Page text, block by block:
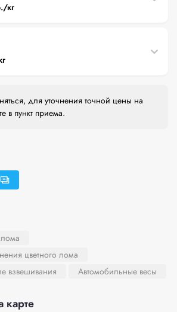
кг
для уточнения точной цены на
в пункт приема.
цветного лома
взвешивания
Автомобильные весы
карте